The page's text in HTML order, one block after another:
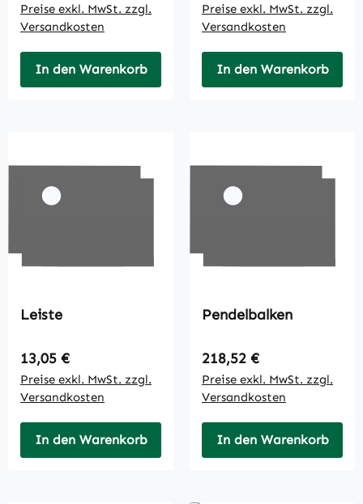
Preise exkl. MwSt. zzgl.
Versandkosten
In den Warenkorb
Preise exkl. MwSt. zzgl.
Versandkosten
In den Warenkorb
Leiste
Regulärer Preis:
13,05 €
Preise exkl. MwSt. zzgl.
Versandkosten
In den Warenkorb
Pendelbalken
Regulärer Preis:
218,52 €
Preise exkl. MwSt. zzgl.
Versandkosten
In den Warenkorb